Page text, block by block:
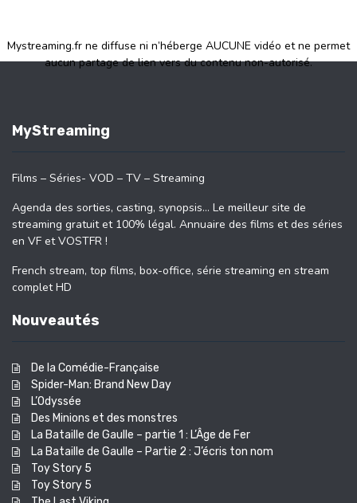
Mystreaming.fr ne diffuse ni n’héberge AUCUNE vidéo et ne permet
aucun partage de lien vers du contenu non-autorisé.
MyStreaming
Films – Séries- VOD – TV – Streaming
Agenda des sorties, casting, synopsis… Le meilleur site de
streaming gratuit et 100% légal. Annuaire des films et des séries
en VF et VOSTFR !
French stream, top films, box-office, série streaming en stream
complet HD
Nouveautés
De la Comédie-Française
Spider-Man: Brand New Day
L’Odyssée
Des Minions et des monstres
La Bataille de Gaulle – partie 1 : L’Âge de Fer
La Bataille de Gaulle – Partie 2 : J’écris ton nom
Toy Story 5
Toy Story 5